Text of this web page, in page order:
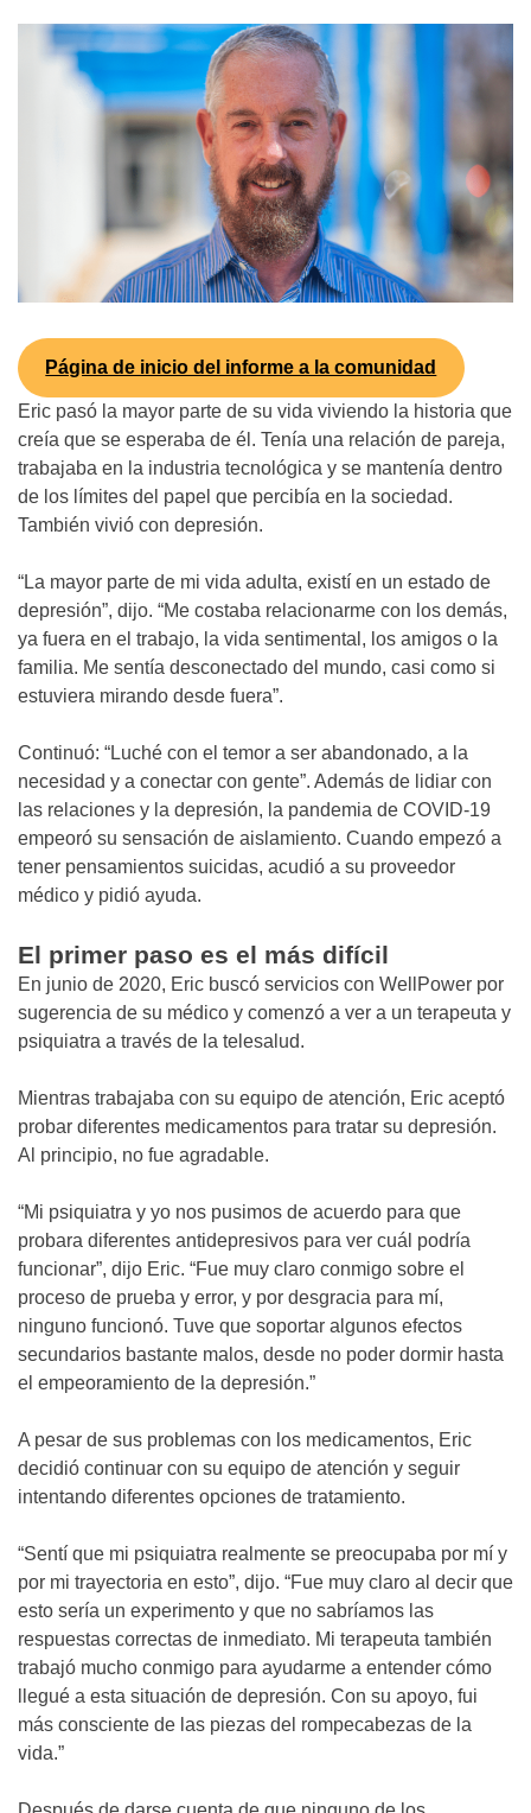
Text:
If you don’t feel comfortable
calling, you can also
text TALK to 38255
Walk-In Center:
Find 24/7 in-person crisis
centers.Click herefor more
Página de inicio del informe a la comunidad
Eric pasó la mayor parte de su vida viviendo la historia que
creía que se esperaba de él. Tenía una relación de pareja,
trabajaba en la industria tecnológica y se mantenía dentro
de los límites del papel que percibía en la sociedad.
También vivió con depresión.
“La mayor parte de mi vida adulta, existí en un estado de
depresión”, dijo. “Me costaba relacionarme con los demás,
ya fuera en el trabajo, la vida sentimental, los amigos o la
familia. Me sentía desconectado del mundo, casi como si
estuviera mirando desde fuera”.
Continuó: “Luché con el temor a ser abandonado, a la
necesidad y a conectar con gente”. Además de lidiar con
las relaciones y la depresión, la pandemia de COVID-19
empeoró su sensación de aislamiento. Cuando empezó a
tener pensamientos suicidas, acudió a su proveedor
médico y pidió ayuda.
El primer paso es el más difícil
En junio de 2020, Eric buscó servicios con WellPower por
sugerencia de su médico y comenzó a ver a un terapeuta y
psiquiatra a través de la telesalud.
Mientras trabajaba con su equipo de atención, Eric aceptó
probar diferentes medicamentos para tratar su depresión.
Al principio, no fue agradable.
“Mi psiquiatra y yo nos pusimos de acuerdo para que
probara diferentes antidepresivos para ver cuál podría
funcionar”, dijo Eric. “Fue muy claro conmigo sobre el
proceso de prueba y error, y por desgracia para mí,
ninguno funcionó. Tuve que soportar algunos efectos
secundarios bastante malos, desde no poder dormir hasta
el empeoramiento de la depresión.”
A pesar de sus problemas con los medicamentos, Eric
decidió continuar con su equipo de atención y seguir
intentando diferentes opciones de tratamiento.
“Sentí que mi psiquiatra realmente se preocupaba por mí y
por mi trayectoria en esto”, dijo. “Fue muy claro al decir que
esto sería un experimento y que no sabríamos las
respuestas correctas de inmediato. Mi terapeuta también
trabajó mucho conmigo para ayudarme a entender cómo
llegué a esta situación de depresión. Con su apoyo, fui
más consciente de las piezas del rompecabezas de la
vida.”